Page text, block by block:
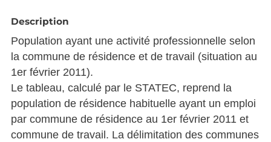
Description
Population ayant une activité professionnelle selon
la commune de résidence et de travail (situation au
1er février 2011).
Le tableau, calculé par le STATEC, reprend la
population de résidence habituelle ayant un emploi
par commune de résidence au 1er février 2011 et
commune de travail. La délimitation des communes